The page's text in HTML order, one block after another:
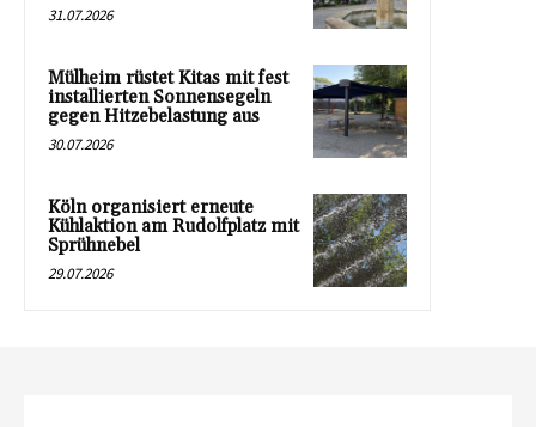
31.07.2026
Mülheim rüstet Kitas mit fest
installierten Sonnensegeln
gegen Hitzebelastung aus
30.07.2026
Köln organisiert erneute
Kühlaktion am Rudolfplatz mit
Sprühnebel
29.07.2026